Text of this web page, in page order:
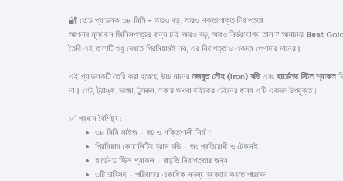
🔐 গোল্ড প্যাডলক ৩৮ মিমি – আরও বড়, আরও শক্তপোক্ত নিরাপত্তা
আপনার মূল্যবান জিনিসপত্রের জন্য চাই আরও বড়, আরও নির্ভরযোগ্য তালা? আমাদের Best
তৈরি এই তালাটি শুধু দেখতে প্রিমিয়ামই নয়, এর নিরাপত্তাও একদম পেশাদার মানের।
এই প্যাডলকটি তৈরি করা হয়েছে উচ্চ মানের মজবুত লৌহ (Iron) বডিএবং হার্ডেনড স্টিল শ্যাকল
না। গেট, ট্রাঙ্ক, দরজা, টুলবক্স, লকার অথবা বাইকের চেইনের জন্য এটি একদম উপযুক্ত।
✅ প্রধান বৈশিষ্ট্য:
৩৮ মিমি সাইজ – বড় ও শক্তিশালী নির্মাণ
প্রিমিয়াম কোয়ালিটির ব্রাস বডি – জং প্রতিরোধী ও টেকসই
হার্ডেনড স্টিল শ্যাকল – বাড়তি নিরাপত্তার জন্য
৩টি চাবিসহ – পরিবারের একাধিক সদস্য ব্যবহার করতে পারবেন